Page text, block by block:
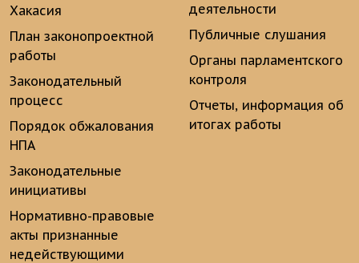
Хакасия
План законопроектной
работы
Законодательный
процесс
Порядок обжалования
НПА
Законодательные
инициативы
Нормативно-правовые
акты признанные
недействующими
деятельности
Публичные слушания
Органы парламентского
контроля
Отчеты, информация об
итогах работы